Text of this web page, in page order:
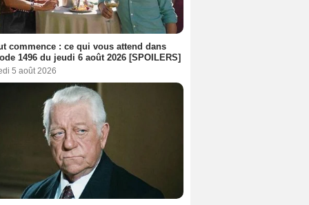
commence : ce qui vous attend dans
1496 du jeudi 6 août 2026 [SPOILERS]
5 août 2026